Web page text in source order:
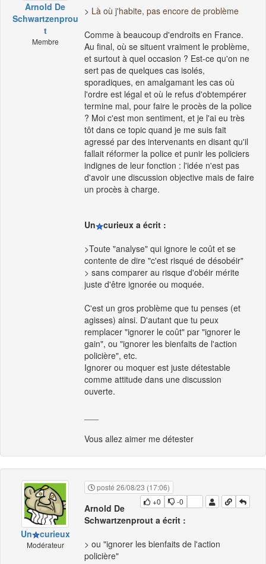
Arnold De
Schwartzenprou
t
Membre
> Là où j'habite, pas encore de problème
Comme à beaucoup d'endroits en France.
Au final, où se situent vraiment le problème,
et surtout à quel occasion ? Est-ce qu'on ne
sert pas de quelques cas isolés,
sporadiques, en amalgamant les cas où
l'ordre est légal et où le refus d'obtempérer
termine mal, pour faire le procès de la police
? Moi c'est mon sentiment, et je l'ai eu très
tôt dans ce topic quand je me suis fait
agressé par des intervenants en disant qu'il
fallait réformer la police et punir les policiers
indignes de leur fonction : l'idée n'est pas
d'avoir une discussion objective mais de faire
un procès à charge.
Un
curieux a écrit :
>Toute "analyse" qui ignore le coût et se
contente de dire "c'est risqué de désobéir"
> sans comparer au risque d'obéir mérite
juste d'être ignorée ou moquée.
C'est un gros problème que tu penses (et
agisses) ainsi. D'autant que tu peux
remplacer "ignorer le coût" par "ignorer le
gain", ou "ignorer les bienfaits de l'action
policière", etc.
Ignorer ou moquer est juste détestable
comme attitude dans une discussion
ouverte.
Vous allez aimer me détester
Un curieux
Modérateur
posté 26/08/23 (17:06)
+0
-0
Arnold De
Schwartzenprout a écrit :
> ou "ignorer les bienfaits de l'action
policière"